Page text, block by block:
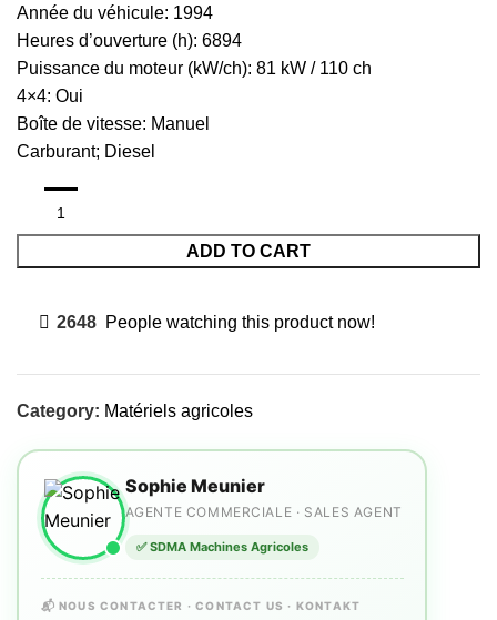
Année du véhicule: 1994
Heures d’ouverture (h): 6894
Puissance du moteur (kW/ch): 81 kW / 110 ch
4×4: Oui
Boîte de vitesse: Manuel
Carburant; Diesel
ADD TO CART
2648 People watching this product now!
Category: Matériels agricoles
Sophie Meunier
AGENTE COMMERCIALE · SALES AGENT
✅ SDMA Machines Agricoles
📬 NOUS CONTACTER · CONTACT US · KONTAKT